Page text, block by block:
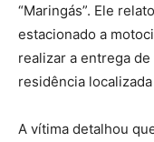
“Maringás”. Ele
estacionado a
realizar a entrega
residência
A vítima detalhou